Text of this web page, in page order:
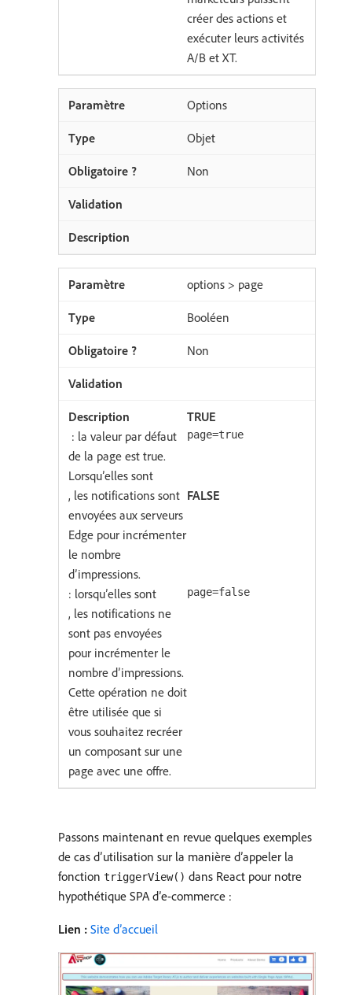
créer des actions et
exécuter leurs activités
A/B et XT.
Options
Objet
Non
options > page
Booléen
Non
TRUE
: la valeur par défaut
de la page est true.
Lorsqu’elles sont
page=true
, les notifications sont
envoyées aux serveurs
Edge pour incrémenter
le nombre
d’impressions.
FALSE
: lorsqu’elles sont page=false
, les notifications ne
sont pas envoyées
pour incrémenter le
nombre d’impressions.
Cette opération ne doit
être utilisée que si
vous souhaitez recréer
un composant sur une
page avec une offre.
Passons maintenant en revue quelques exemples
de cas d’utilisation sur la manière d’appeler la
fonction triggerView() dans React pour notre
hypothétique SPA d’e-commerce :
Lien : Site d’accueil